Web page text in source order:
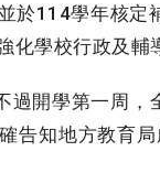
於114學年核
學校行政及輔
開學第一周，
告知地方教育